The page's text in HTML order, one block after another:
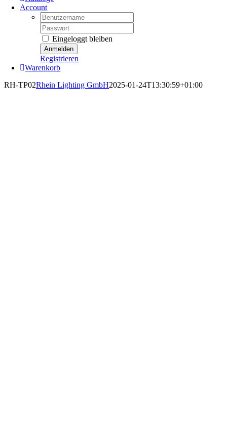
Account
Username:
Password:
Eingeloggt bleiben
Registrieren
Warenkorb
RH-TP02Rhein Lighting GmbH2025-01-24T13:30:59+01:00